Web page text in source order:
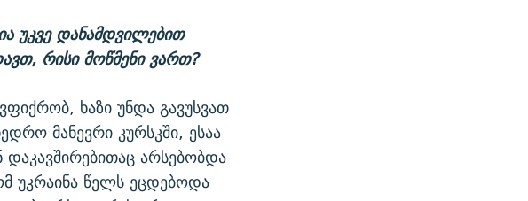
უკვე დანამდვილებით
რისი მოწმენი ვართ?
ხაზი უნდა გავუსვათ
მანევრი კურსკში, ესაა
არსებობდა
უკრაინა წელს ეცდებოდა